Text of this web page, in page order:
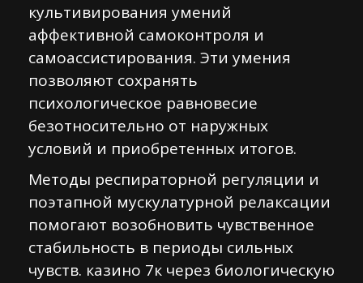
культивирования умений
аффективной самоконтроля и
самоассистирования. Эти умения
позволяют сохранять
психологическое равновесие
безотносительно от наружных
условий и приобретенных итогов.
Методы респираторной регуляции и
поэтапной мускулатурной релаксации
помогают возобновить чувственное
стабильность в периоды сильных
чувств. казино 7к через биологическую